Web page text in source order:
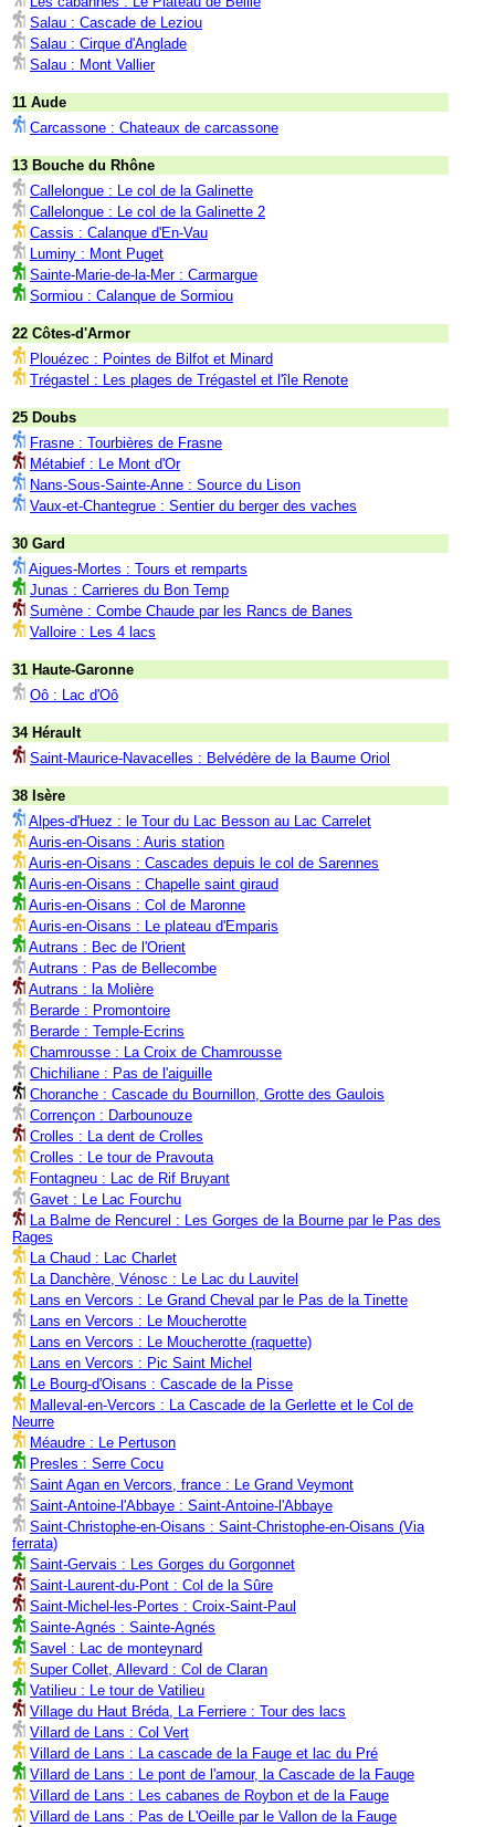
Salau : Cascade de Leziou
Salau : Cirque d'Anglade
Salau : Mont Vallier
11 Aude
Carcassone : Chateaux de carcassone
13 Bouche du Rhône
Callelongue : Le col de la Galinette
Callelongue : Le col de la Galinette 2
Cassis : Calanque d'En-Vau
Luminy : Mont Puget
Sainte-Marie-de-la-Mer : Carmargue
Sormiou : Calanque de Sormiou
22 Côtes-d'Armor
Plouézec : Pointes de Bilfot et Minard
Trégastel : Les plages de Trégastel et l'île Renote
25 Doubs
Frasne : Tourbières de Frasne
Métabief : Le Mont d'Or
Nans-Sous-Sainte-Anne : Source du Lison
Vaux-et-Chantegrue : Sentier du berger des vaches
30 Gard
Aigues-Mortes : Tours et remparts
Junas : Carrieres du Bon Temp
Sumène : Combe Chaude par les Rancs de Banes
Valloire : Les 4 lacs
31 Haute-Garonne
Oô : Lac d'Oô
34 Hérault
Saint-Maurice-Navacelles : Belvédère de la Baume Oriol
38 Isère
Alpes-d'Huez : le Tour du Lac Besson au Lac Carrelet
Auris-en-Oisans : Auris station
Auris-en-Oisans : Cascades depuis le col de Sarennes
Auris-en-Oisans : Chapelle saint giraud
Auris-en-Oisans : Col de Maronne
Auris-en-Oisans : Le plateau d'Emparis
Autrans : Bec de l'Orient
Autrans : Pas de Bellecombe
Autrans : la Molière
Berarde : Promontoire
Berarde : Temple-Ecrins
Chamrousse : La Croix de Chamrousse
Chichiliane : Pas de l'aiguille
Choranche : Cascade du Bournillon, Grotte des Gaulois
Corrençon : Darbounouze
Crolles : La dent de Crolles
Crolles : Le tour de Pravouta
Fontagneu : Lac de Rif Bruyant
Gavet : Le Lac Fourchu
La Balme de Rencurel : Les Gorges de la Bourne par le Pas des
Rages
La Chaud : Lac Charlet
La Danchère, Vénosc : Le Lac du Lauvitel
Lans en Vercors : Le Grand Cheval par le Pas de la Tinette
Lans en Vercors : Le Moucherotte
Lans en Vercors : Le Moucherotte (raquette)
Lans en Vercors : Pic Saint Michel
Le Bourg-d'Oisans : Cascade de la Pisse
Malleval-en-Vercors : La Cascade de la Gerlette et le Col de
Neurre
Méaudre : Le Pertuson
Presles : Serre Cocu
Saint Agan en Vercors, france : Le Grand Veymont
Saint-Antoine-l'Abbaye : Saint-Antoine-l'Abbaye
Saint-Christophe-en-Oisans : Saint-Christophe-en-Oisans (Via
ferrata)
Saint-Gervais : Les Gorges du Gorgonnet
Saint-Laurent-du-Pont : Col de la Sûre
Saint-Michel-les-Portes : Croix-Saint-Paul
Sainte-Agnés : Sainte-Agnés
Savel : Lac de monteynard
Super Collet, Allevard : Col de Claran
Vatilieu : Le tour de Vatilieu
Village du Haut Bréda, La Ferriere : Tour des lacs
Villard de Lans : Col Vert
Villard de Lans : La cascade de la Fauge et lac du Pré
Villard de Lans : Le pont de l'amour, la Cascade de la Fauge
Villard de Lans : Les cabanes de Roybon et de la Fauge
Villard de Lans : Pas de L'Oeille par le Vallon de la Fauge